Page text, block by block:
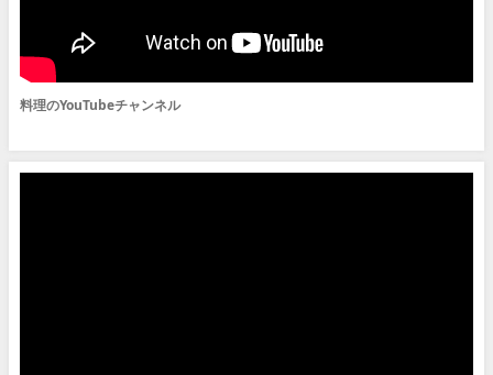
料理のYouTubeチャンネル